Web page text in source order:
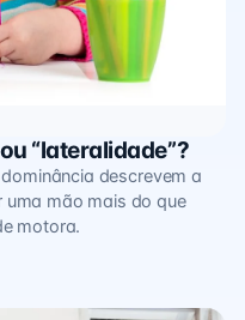
“lateralidade”?
descrevem a
uma mão mais do que
motora.